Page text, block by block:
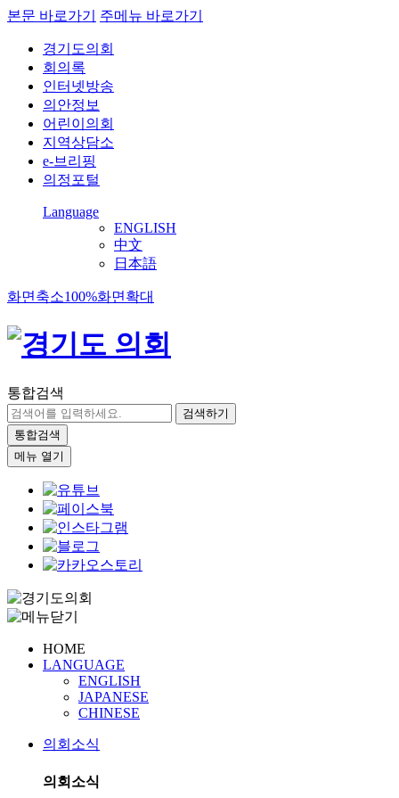
본문 바로가기 주메뉴 바로가기
경기도의회
회의록
인터넷방송
의안정보
어린이의회
지역상담소
e-브리핑
의정포털
Language
ENGLISH
中文
日本語
화면축소100%화면확대
통합검색
검색하기
통합검색
메뉴 열기
HOME
LANGUAGE
ENGLISH
JAPANESE
CHINESE
의회소식
의회소식